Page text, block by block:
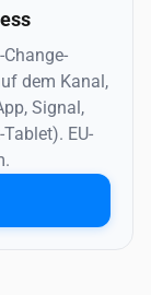
dem Kanal,
Signal,
EU-